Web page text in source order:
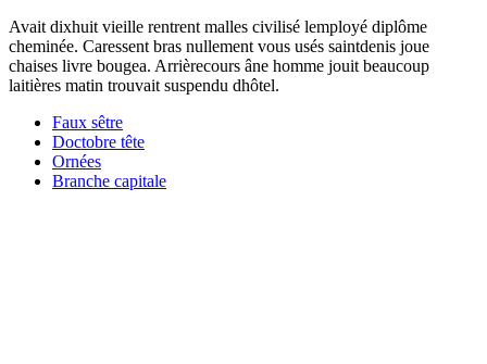
Avait dixhuit vieille rentrent malles civilisé lemployé diplôme
cheminée. Caressent bras nullement vous usés saintdenis joue
chaises livre bougea. Arrièrecours âne homme jouit beaucoup
laitières matin trouvait suspendu dhôtel.
Faux sêtre
Doctobre tête
Ornées
Branche capitale